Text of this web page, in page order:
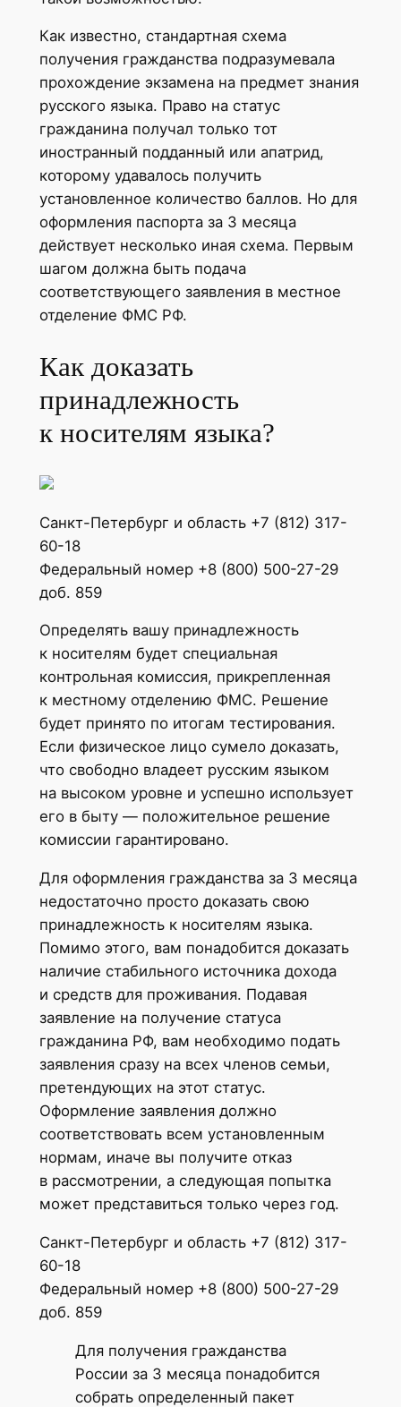
Как известно, стандартная схема
получения гражданства подразумевала
прохождение экзамена на предмет знания
русского языка. Право на статус
гражданина получал только тот
иностранный подданный или апатрид,
которому удавалось получить
установленное количество баллов. Но для
оформления паспорта за 3 месяца
действует несколько иная схема. Первым
шагом должна быть подача
соответствующего заявления в местное
отделение ФМС РФ.
Как доказать
принадлежность
к носителям языка?
Санкт-Петербург и область +7 (812) 317-
60-18
Федеральный номер +8 (800) 500-27-29
доб. 859
Определять вашу принадлежность
к носителям будет специальная
контрольная комиссия, прикрепленная
к местному отделению ФМС. Решение
будет принято по итогам тестирования.
Если физическое лицо сумело доказать,
что свободно владеет русским языком
на высоком уровне и успешно использует
его в быту — положительное решение
комиссии гарантировано.
Для оформления гражданства за 3 месяца
недостаточно просто доказать свою
принадлежность к носителям языка.
Помимо этого, вам понадобится доказать
наличие стабильного источника дохода
и средств для проживания. Подавая
заявление на получение статуса
гражданина РФ, вам необходимо подать
заявления сразу на всех членов семьи,
претендующих на этот статус.
Оформление заявления должно
соответствовать всем установленным
нормам, иначе вы получите отказ
в рассмотрении, а следующая попытка
может представиться только через год.
Санкт-Петербург и область +7 (812) 317-
60-18
Федеральный номер +8 (800) 500-27-29
доб. 859
Для получения гражданства
России за 3 месяца понадобится
собрать определенный пакет